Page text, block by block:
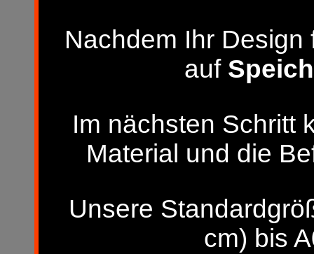
Nachdem Ihr
auf
Im nächsten Schritt
Material und die
Unsere
cm) bis